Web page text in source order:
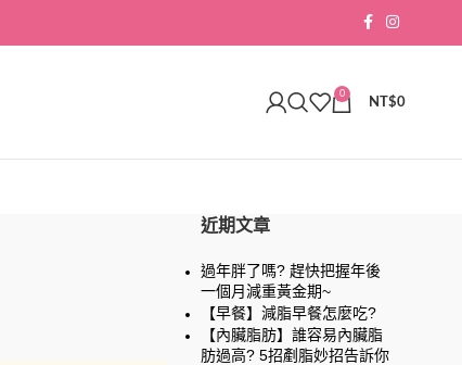
0
NT$0
近期文章
過年胖了嗎? 趕快把握年後
一個月減重黃金期~
【早餐】減脂早餐怎麼吃?
【內臟脂肪】誰容易內臟脂
肪過高? 5招剷脂妙招告訴你